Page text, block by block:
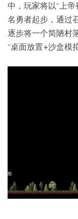
中，玩家将以“上
名勇者起步，通过
逐步将一个简陋村
“桌面放置+沙盒模